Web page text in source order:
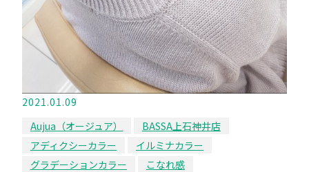
2021.01.09
Aujua（オージュア）
BASSA上石神井店
アディクシーカラー
イルミナカラー
グラデーションカラー
こなれ感